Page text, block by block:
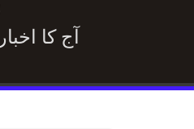
آج کا اخبار